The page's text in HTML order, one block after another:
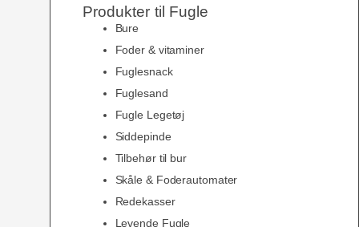
Produkter til Fugle
Bure
Foder & vitaminer
Fuglesnack
Fuglesand
Fugle Legetøj
Siddepinde
Tilbehør til bur
Skåle & Foderautomater
Redekasser
Levende Fugle